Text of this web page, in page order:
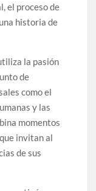
el proceso de
historia de
la pasión
de
como el
y las
momentos
invitan al
de sus